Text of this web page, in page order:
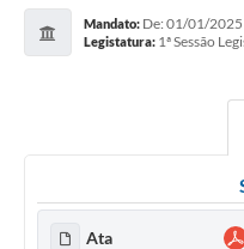
Mandato: De: 01/01/
Legistatura: 1ª Sessão
Ata